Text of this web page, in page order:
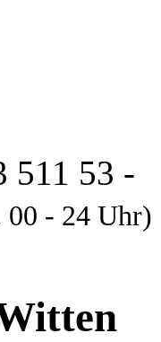
511 53 -
00 - 24 Uhr)